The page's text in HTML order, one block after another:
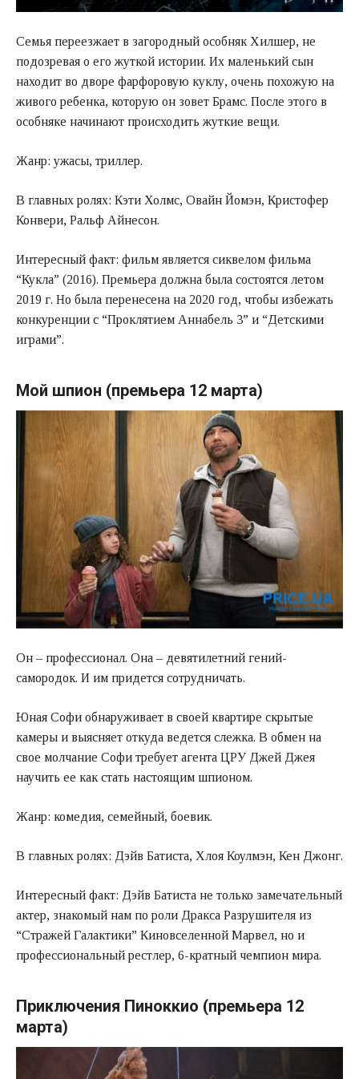
Семья переезжает в загородный особняк Хилшер, не
подозревая о его жуткой истории. Их маленький сын
находит во дворе фарфоровую куклу, очень похожую на
живого ребенка, которую он зовет Брамс. После этого в
особняке начинают происходить жуткие вещи.
Жанр: ужасы, триллер.
В главных ролях: Кэти Холмс, Овайн Йомэн, Кристофер
Конвери, Ральф Айнесон.
Интересный факт: фильм является сиквелом фильма
“Кукла” (2016). Премьера должна была состоятся летом
2019 г. Но была перенесена на 2020 год, чтобы избежать
конкуренции с “Проклятием Аннабель 3” и “Детскими
играми”.
Мой шпион (премьера 12 марта)
Он – профессионал. Она – девятилетний гений-
самородок. И им придется сотрудничать.
Юная Софи обнаруживает в своей квартире скрытые
камеры и выясняет откуда ведется слежка. В обмен на
свое молчание Софи требует агента ЦРУ Джей Джея
научить ее как стать настоящим шпионом.
Жанр: комедия, семейный, боевик.
В главных ролях: Дэйв Батиста, Хлоя Коулмэн, Кен Джонг.
Интересный факт: Дэйв Батиста не только замечательный
актер, знакомый нам по роли Дракса Разрушителя из
“Стражей Галактики” Киновселенной Марвел, но и
профессиональный рестлер, 6-кратный чемпион мира.
Приключения Пиноккио (премьера 12
марта)